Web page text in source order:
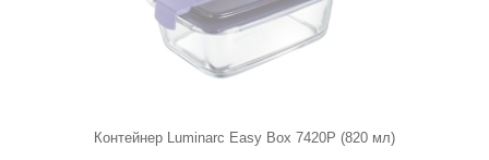
Контейнер Luminarc Easy Box 7420P (820 мл)